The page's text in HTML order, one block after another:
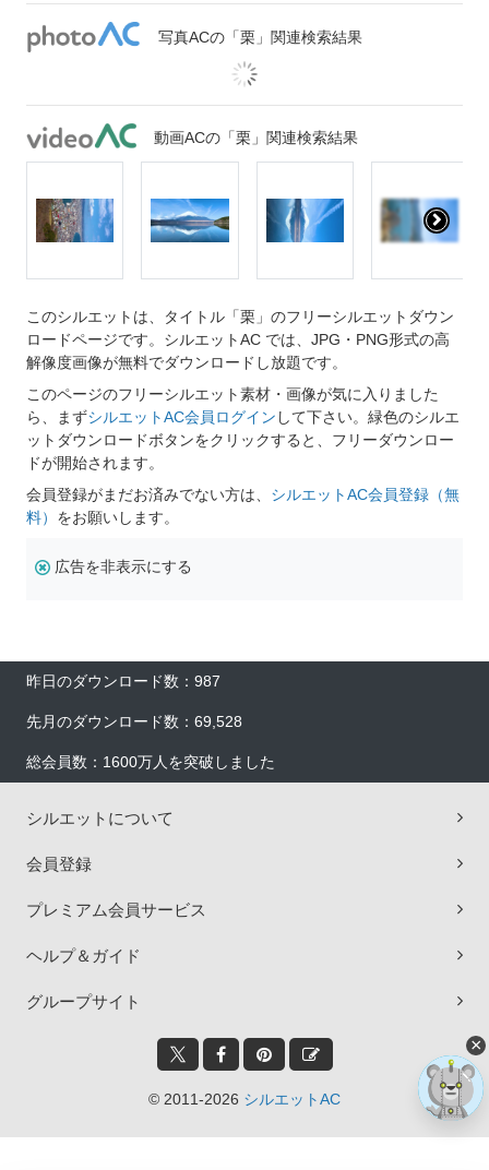
写真ACの「栗」関連検索結果
動画ACの「栗」関連検索結果
このシルエットは、タイトル「栗」のフリーシルエットダウン
ロードページです。シルエットAC では、JPG・PNG形式の高
解像度画像が無料でダウンロードし放題です。
このページのフリーシルエット素材・画像が気に入りました
ら、まずシルエットAC会員ログイン して下さい。緑色のシルエ
ットダウンロードボタンをクリックすると、フリーダウンロー
ドが開始されます。
会員登録がまだお済みでない方は、 シルエットAC会員登録（無
料） をお願いします。
広告を非表示にする
昨日のダウンロード数：987
先月のダウンロード数：69,528
総会員数：1600万人を突破しました
シルエットについて
会員登録
プレミアム会員サービス
ヘルプ＆ガイド
グループサイト
© 2011-2026 シルエットAC
×